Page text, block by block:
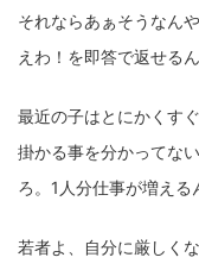
それならあぁそうなん
えわ！を即答で返せる
最近の子はとにかくす
掛かる事を分かってな
ろ。1人分仕事が増える
若者よ、自分に厳しく